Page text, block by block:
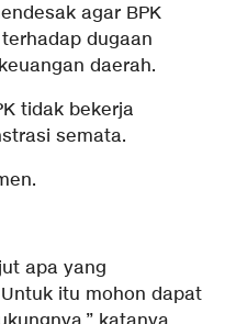
agar BPK
dugaan
daerah.
tidak bekerja
semata.
apa yang
itu mohon dapat